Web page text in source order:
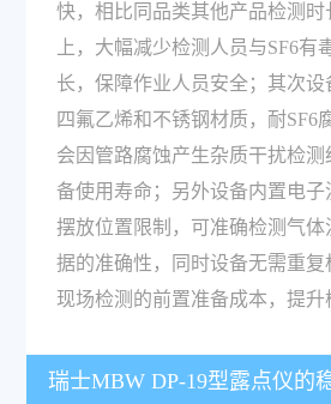
快，相比同品类其他产品检测时
上，大幅减少检测人员与SF6有
长，保障作业人员安全；其次
四氟乙烯和不锈钢材质，耐SF6
会因管路腐蚀产生杂质干扰检
备使用寿命；另外设备内置电
摆放位置限制，可准确检测气
据的准确性，同时设备无需重
现场检测的前置准备成本，提升
瑞士MBW DP-19型露点仪的